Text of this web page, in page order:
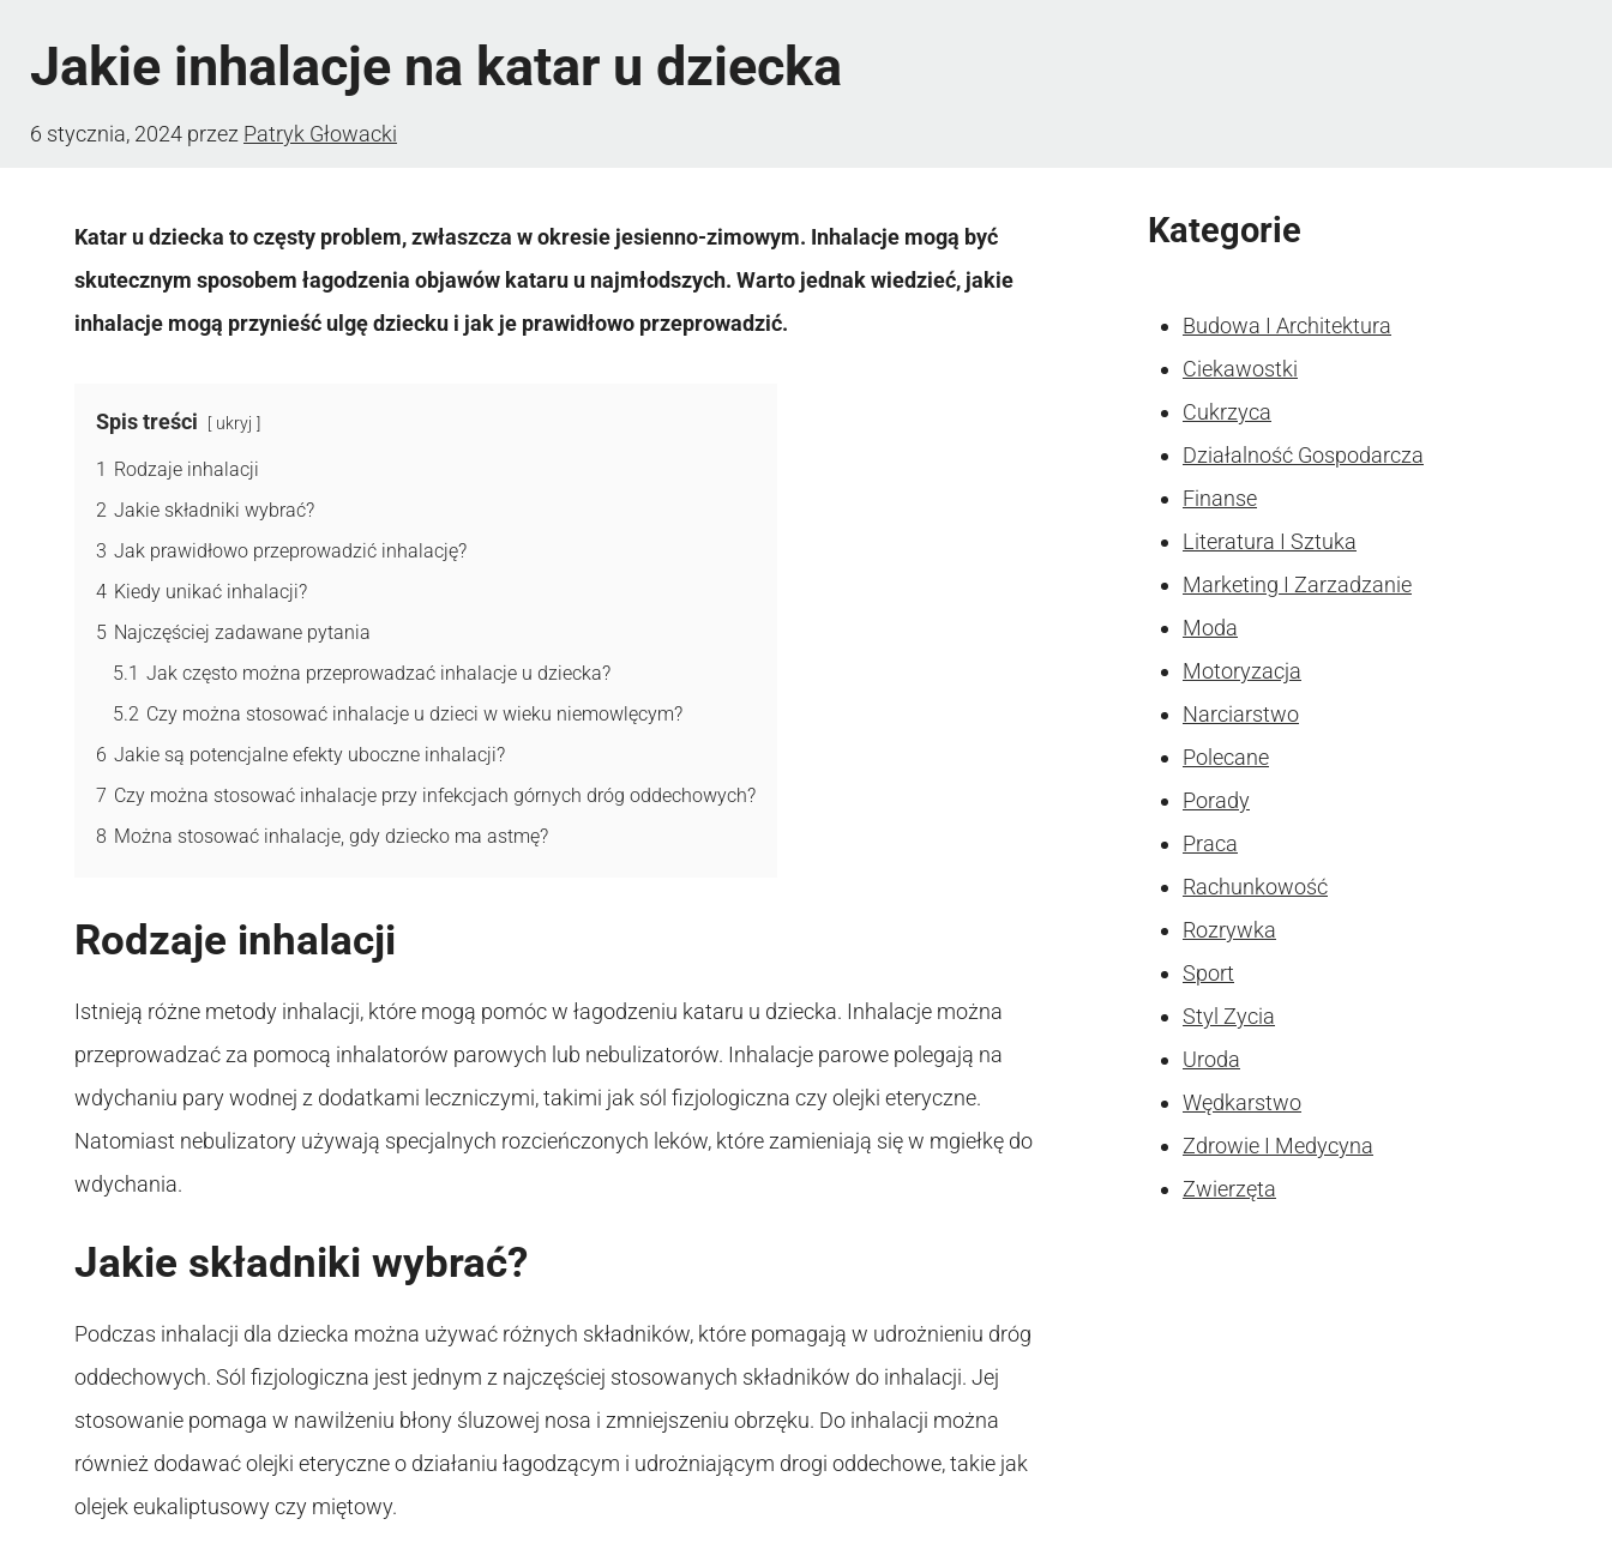
Jakie inhalacje na katar u dziecka
6 stycznia, 2024 przez Patryk Głowacki
Katar u dziecka to częsty problem, zwłaszcza w okresie jesienno-zimowym. Inhalacje mogą być
skutecznym sposobem łagodzenia objawów kataru u najmłodszych. Warto jednak wiedzieć, jakie
inhalacje mogą przynieść ulgę dziecku i jak je prawidłowo przeprowadzić.
Spis treści ukryj
1 Rodzaje inhalacji
2 Jakie składniki wybrać?
3 Jak prawidłowo przeprowadzić inhalację?
4 Kiedy unikać inhalacji?
5 Najczęściej zadawane pytania
5.1 Jak często można przeprowadzać inhalacje u dziecka?
5.2 Czy można stosować inhalacje u dzieci w wieku niemowlęcym?
6 Jakie są potencjalne efekty uboczne inhalacji?
7 Czy można stosować inhalacje przy infekcjach górnych dróg oddechowych?
8 Można stosować inhalacje, gdy dziecko ma astmę?
Rodzaje inhalacji
Istnieją różne metody inhalacji, które mogą pomóc w łagodzeniu kataru u dziecka. Inhalacje można
przeprowadzać za pomocą inhalatorów parowych lub nebulizatorów. Inhalacje parowe polegają na
wdychaniu pary wodnej z dodatkami leczniczymi, takimi jak sól fizjologiczna czy olejki eteryczne.
Natomiast nebulizatory używają specjalnych rozcieńczonych leków, które zamieniają się w mgiełkę do
wdychania.
Jakie składniki wybrać?
Podczas inhalacji dla dziecka można używać różnych składników, które pomagają w udrożnieniu dróg
oddechowych. Sól fizjologiczna jest jednym z najczęściej stosowanych składników do inhalacji. Jej
stosowanie pomaga w nawilżeniu błony śluzowej nosa i zmniejszeniu obrzęku. Do inhalacji można
również dodawać olejki eteryczne o działaniu łagodzącym i udrożniającym drogi oddechowe, takie jak
olejek eukaliptusowy czy miętowy.
Kategorie
Budowa I Architektura
Ciekawostki
Cukrzyca
Działalność Gospodarcza
Finanse
Literatura I Sztuka
Marketing I Zarzadzanie
Moda
Motoryzacja
Narciarstwo
Polecane
Porady
Praca
Rachunkowość
Rozrywka
Sport
Styl Zycia
Uroda
Wędkarstwo
Zdrowie I Medycyna
Zwierzęta